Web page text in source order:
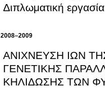
Διπλωματική εργασία
2008–2009
ΑΝΙΧΝΕΥΣΗ ΙΩΝ
ΓΕΝΕΤΙΚΗΣ
ΚΗΛΙΔΩΣΗΣ ΤΩΝ